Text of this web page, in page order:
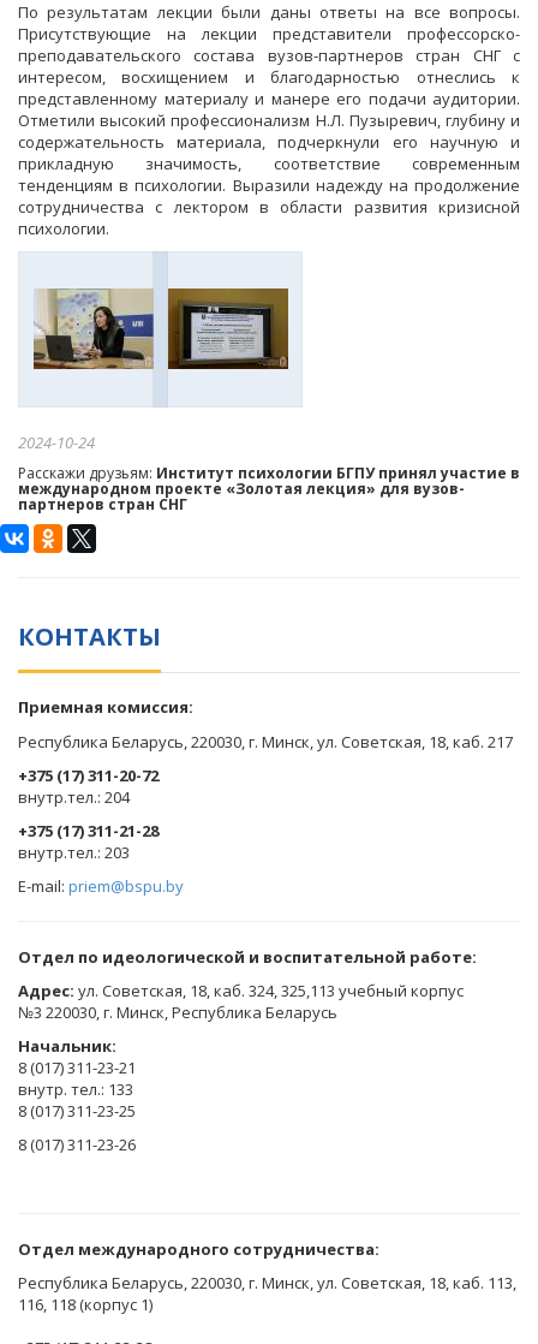
По результатам лекции были даны ответы на все вопросы.
Присутствующие на лекции представители профессорско-
преподавательского состава вузов-партнеров стран СНГ с
интересом, восхищением и благодарностью отнеслись к
представленному материалу и манере его подачи аудитории.
Отметили высокий профессионализм Н.Л. Пузыревич, глубину и
содержательность материала, подчеркнули его научную и
прикладную значимость, соответствие современным
тенденциям в психологии. Выразили надежду на продолжение
сотрудничества с лектором в области развития кризисной
психологии.
2024-10-24
Расскажи друзьям: Институт психологии БГПУ принял участие в
международном проекте «Золотая лекция» для вузов-
партнеров стран СНГ
КОНТАКТЫ
Приемная комиссия:
Республика Беларусь, 220030, г. Минск, ул. Советская, 18, каб. 217
+375 (17) 311-20-72
​внутр.тел.: 204
+375 (17) 311-21-28
​внутр.тел.: 203
E-mail: priem@bspu.by
Отдел по идеологической и воспитательной работе:
Адрес: ул. Советская, 18, каб. 324, 325,113 учебный корпус
№3 220030, г. Минск, Республика Беларусь
Начальник:
8 (017) 311-23-21
внутр. тел.: 133
8 (017) 311-23-25
8 (017) 311-23-26
Отдел международного сотрудничества:
Республика Беларусь, 220030, г. Минск, ул. Советская, 18, каб. 113,
116, 118 (корпус 1)